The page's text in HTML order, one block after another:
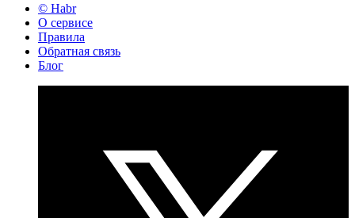
© Habr
О сервисе
Правила
Обратная связь
Блог